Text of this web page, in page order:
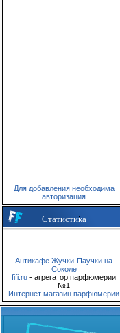
Для добавления необходима
авторизация
Статистика
Антикафе Жучки-Паучки на
Соколе
fifi.ru - агрегатор парфюмерии
№1
Интернет магазин парфюмерии